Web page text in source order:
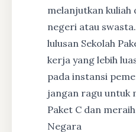
melanjutkan
negeri atau
lulusan Sekolah
kerja yang lebih
pada instansi
jangan ragu untuk
Paket C dan
Negara